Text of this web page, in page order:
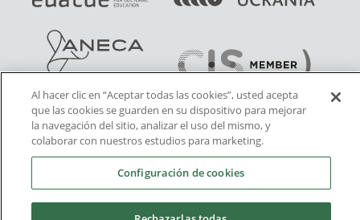
Al hacer clic en “Aceptar todas las cookies”, usted acepta
que las cookies se guarden en su dispositivo para mejorar
la navegación del sitio, analizar el uso del mismo, y
colaborar con nuestros estudios para marketing.
Configuración de cookies